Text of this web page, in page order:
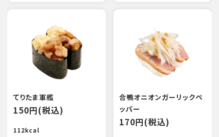
てりたま軍艦
150円(税込)
112kcal
合鴨オニオンガーリックペ
ッパー
170円(税込)